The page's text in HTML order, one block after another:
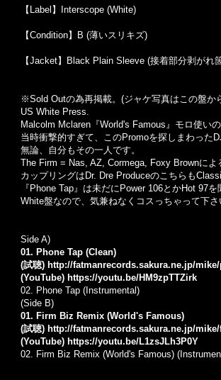
【Label】Interscope (White)
【Condition】B (薄いスリキズ)
【Jacket】Black Plain Sleeve (接着部分剥がれ
※Sold Outの為再掲載。(ジャケ写真はこの盤か
US White Press.
Malcolm Mclaren『World's Famous』モロ使い
当時衝撃的すぎて、このPromoを探しまわった
無論、自分もその一人です。
The Firm = Nas, AZ, Cormega, Foxy Brownによ
カップリングはDr. Dre Produceのこちらも
『Phone Tap』は未だにPower 106とかHot 97
White盤なので、気兼ねなくコスっちゃって下さ
Side A)
01. Phone Tap (Clean)
(試聴) http://fatmanrecords.sakura.ne.jp/
(YouTube) https://youtu.be/HM9zpTTZirk
02. Phone Tap (Instrumental)
(Side B)
01. Firm Biz Remix (World's Famous)
(試聴) http://fatmanrecords.sakura.ne.jp/
(YouTube) https://youtu.be/L1zsJLh3P0Y
02. Firm Biz Remix (World's Famous)